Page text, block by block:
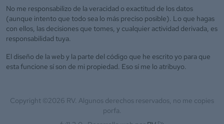
No me responsabilizo de la veracidad o exactitud de los datos
(aunque intento que todo sea lo más preciso posible). Lo que hagas
con ellos, las decisiones que tomes, y cualquier actividad derivada, es
responsabilidad tuya.
El diseño de la web y la parte del código que he escrito yo para que
esta funcione sí son de mi propiedad. Eso sí me lo atribuyo.
Copyright ©2026 RV. Algunos derechos reservados, no me copies
porfa.